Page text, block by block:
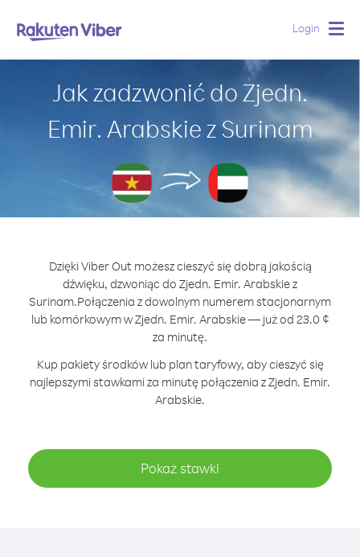
Login
Jak zadzwonić do Zjedn.
Emir. Arabskie z Surinam
Dzięki Viber Out możesz cieszyć się dobrą jakością
dźwięku, dzwoniąc do Zjedn. Emir. Arabskie z
Surinam.Połączenia z dowolnym numerem stacjonarnym
lub komórkowym w Zjedn. Emir. Arabskie — już od 23.0 ¢
za minutę.
Kup pakiety środków lub plan taryfowy, aby cieszyć się
najlepszymi stawkami za minutę połączenia z Zjedn. Emir.
Arabskie.
Pokaż stawki